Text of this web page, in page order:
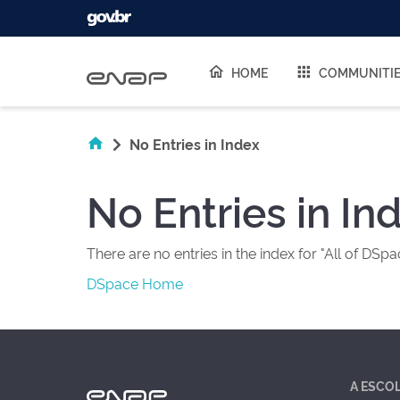
HOME
No Entries in Index
No Entries in
There are no entries in the index for "All of
DSpace Home
A